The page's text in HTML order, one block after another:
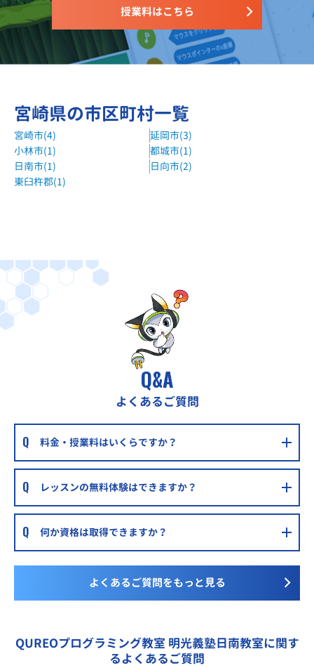
授業料はこちら
宮崎県の市区町村一覧
宮崎市(4)
延岡市(3)
小林市(1)
都城市(1)
日南市(1)
日向市(2)
東臼杵郡(1)
Q&A
よくあるご質問
料金・授業料はいくらですか？
レッスンの無料体験はできますか？
何か資格は取得できますか？
よくあるご質問をもっと見る
QUREOプログラミング教室 明光義塾日南教室に関す
るよくあるご質問